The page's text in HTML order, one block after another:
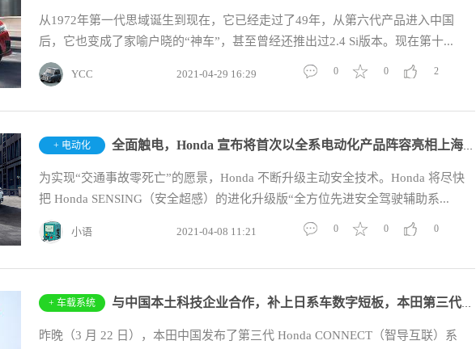
从1972年第一代思域诞生到现在，它已经走过了49年，从第六代产品进入中国
后，它也变成了家喻户晓的“神车”，甚至曾经还推出过2.4 Si版本。现在第十...
YCC 2021-04-29 16:29 2
0
0
+ 电动化 全面触电，Honda 宣布将首次以全系电动化产品阵容亮相上海车展
为实现“交通事故零死亡”的愿景，Honda 不断升级主动安全技术。Honda 将尽快
把 Honda SENSING（安全超感）的进化升级版“全方位先进安全驾驶辅助系...
小语 2021-04-08 11:21 0
0
0
+ 车载系统 与中国本土科技企业合作，补上日系车数字短板，本田第三代Honda
昨晚（3 月 22 日），本田中国发布了第三代 Honda CONNECT（智导互联）系